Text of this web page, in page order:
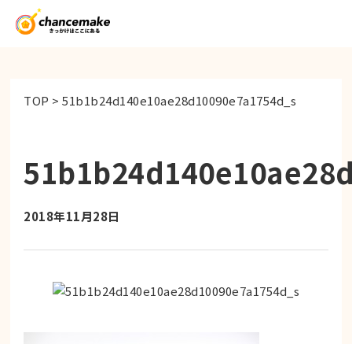
TOP >51b1b24d140e10ae28d10090e7a1754d_s
2018年11月28日